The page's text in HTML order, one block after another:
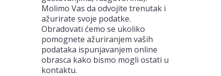
Molimo Vas da odvojite trenutak i
ažurirate svoje podatke.
Obradovati ćemo se ukoliko
pomognete ažuriranjem vaših
podataka ispunjavanjem online
obrasca kako bismo mogli ostati u
kontaktu.